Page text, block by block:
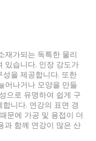
재가되는 독특한 물리
있습니다. 인장 강도가
을 제공합니다. 또한
어나거나 모양을 만들
으로 유명하여 쉽게 구
니다. 연강의 표면 경
문에 가공 및 용접이 더
과 함께 연강이 많은 산